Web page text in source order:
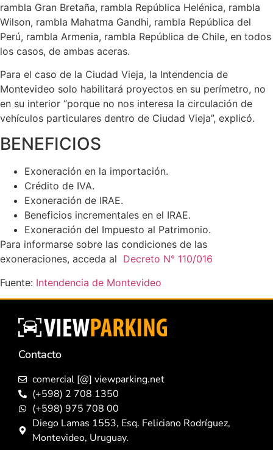
rambla Gran Bretaña, rambla República Helénica, rambla
Wilson, rambla Mahatma Gandhi, rambla República del
Perú, rambla Armenia, rambla República de Chile, en todos
los casos, de ambas aceras.
Para el caso de la Ciudad Vieja, la Intendencia de
Montevideo solo habilitará proyectos en su perímetro, no
en su interior “porque no nos interesa la circulación de
vehículos particulares dentro de Ciudad Vieja”, explicó.
BENEFICIOS
Exoneración en la importación.
Crédito de IVA.
Exoneración de IRAE.
Beneficios incrementales en el IRAE.
Exoneración del Impuesto al Patrimonio.
Para informarse sobre las condiciones de las
exoneraciones, acceda al Decreto N° 110/016
Fuente: Intendencia de Montevideo
Contacto
comercial [@] viewparking.net
(+598) 2 708 1350
(+598) 975 708 00
Diego Lamas 1553, Esq. Feliciano Rodríguez,
Montevideo, Uruguay.